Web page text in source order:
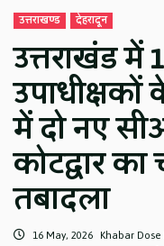
उत्तराखण्ड देहरादून
उत्तराखंड में
उपाधीक्षकों
में दो नए
कोटद्वार
तबादला
16 May, 2026 Khabar